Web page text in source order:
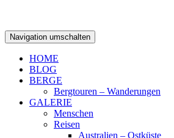
Navigation umschalten
HOME
BLOG
BERGE
Bergtouren – Wanderungen
GALERIE
Menschen
Reisen
Australien – Ostküste